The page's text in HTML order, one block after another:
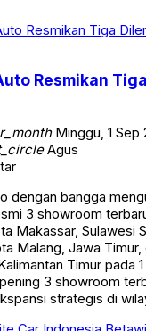
Resmikan
Minggu, 1 Sep
Agus
dengan bangga
3 showroom
Makassar, Sulawesi
Malang, Jawa Timur,
Timur pada
3 showroom
strategis di